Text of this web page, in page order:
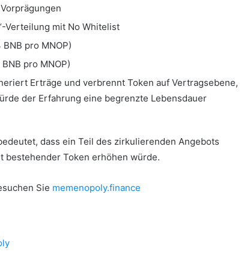
Verteilung mit No Whitelist
pro MNOP)
pro MNOP)
Erträge und verbrennt Token auf Vertragsebene,
der Erfahrung eine begrenzte Lebensdauer
dass ein Teil des zirkulierenden Angebots
bestehender Token erhöhen würde.
Sie memenopoly.finance